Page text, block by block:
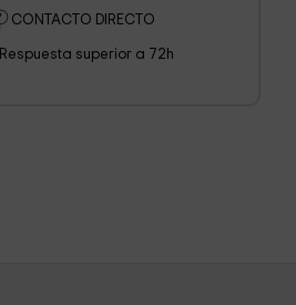
CONTACTO DIRECTO
Respuesta superior a 72h